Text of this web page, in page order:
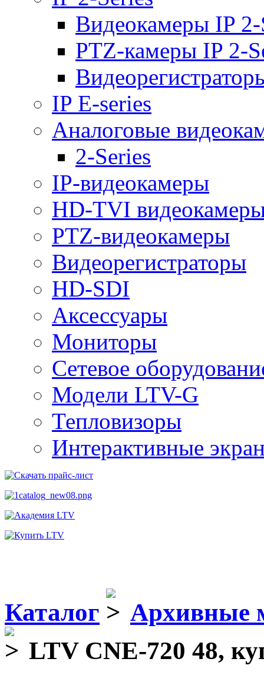
Видеокамеры IP 2-
PTZ-камеры IP 2-
IP E-series
Аналоговые
2-Series
IP-видеокамеры
HD-TVI
PTZ-видеокамеры
Видеорегистраторы
HD-SDI
Аксессуары
Мониторы
Сетевое
Модели LTV-G
Тепловизоры
Интерактивные
Каталог
Архивные
LTV CNE-720 48,